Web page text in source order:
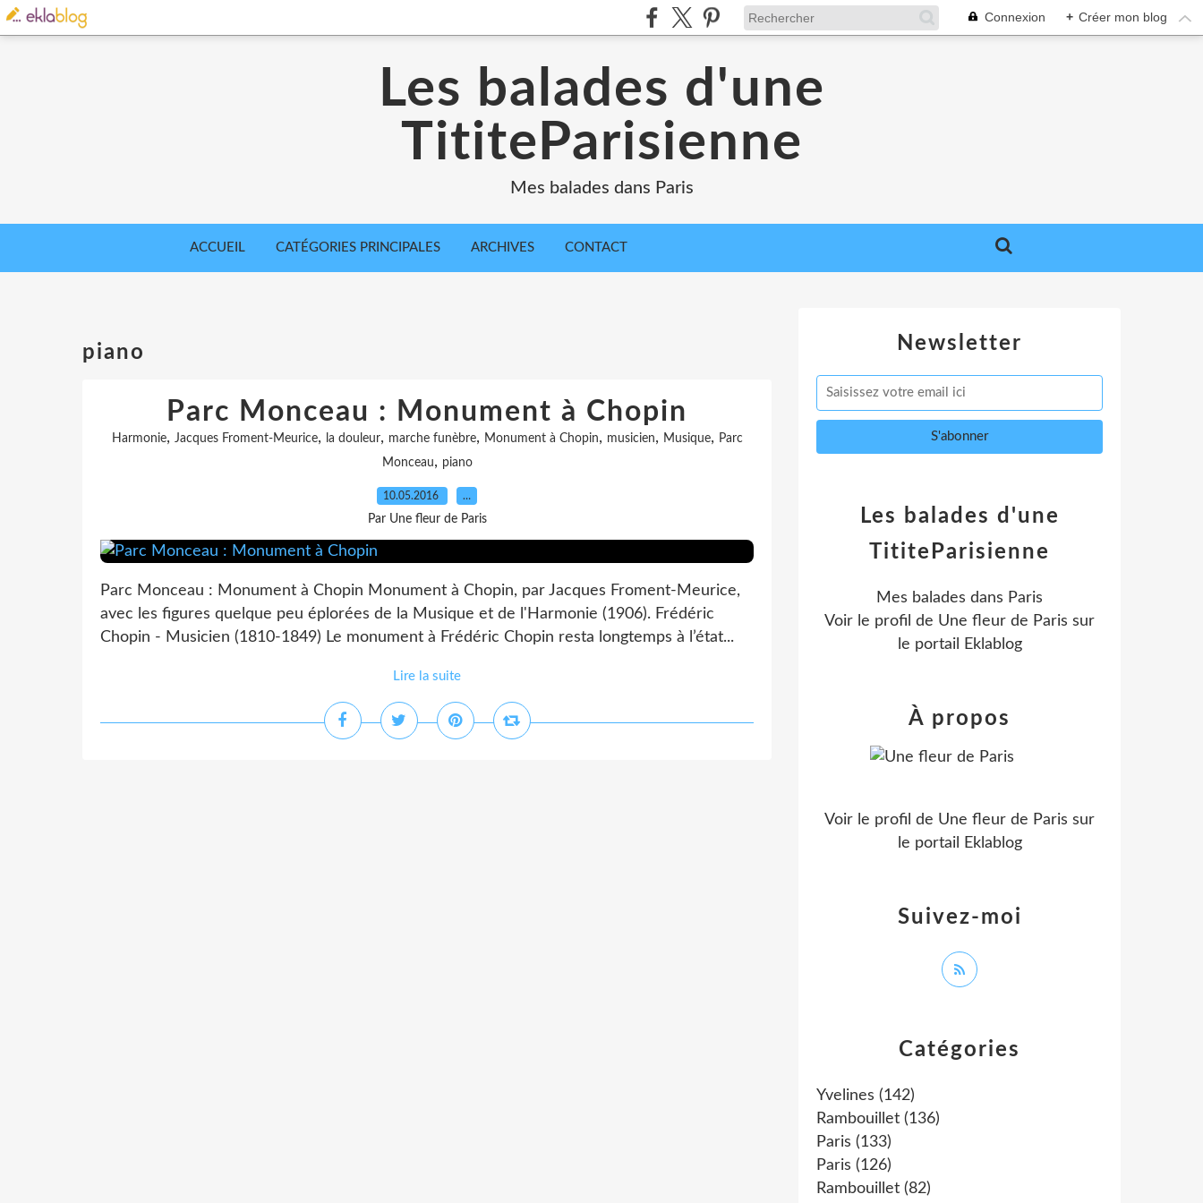
Connexion + Créer mon blog
Les balades d'une
TititeParisienne
Mes balades dans Paris
ACCUEIL CATÉGORIES PRINCIPALES ARCHIVES CONTACT
piano
Parc Monceau : Monument à Chopin
Harmonie, Jacques Froment-Meurice, la douleur, marche funèbre, Monument à Chopin, musicien, Musique, Parc
Monceau, piano
10.05.2016 …
Par Une fleur de Paris
Parc Monceau : Monument à Chopin Monument à Chopin, par Jacques Froment-Meurice,
avec les figures quelque peu éplorées de la Musique et de l'Harmonie (1906). Frédéric
Chopin - Musicien (1810-1849) Le monument à Frédéric Chopin resta longtemps à l’état...
Lire la suite
Newsletter
Catégories
Yvelines (142)
Rambouillet (136)
Paris (133)
Paris (126)
Rambouillet (82)
Les balades d'une
TititeParisienne
Mes balades dans Paris
Voir le profil de Une fleur de Paris sur
le portail Eklablog
Suivez-moi
À propos
Voir le profil de Une fleur de Paris sur
le portail Eklablog